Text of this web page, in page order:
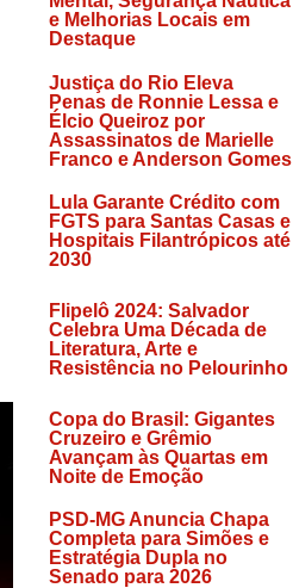
e Melhorias Locais em
Destaque
Justiça do Rio Eleva
Penas de Ronnie Lessa e
Élcio Queiroz por
Assassinatos de Marielle
Franco e Anderson Gomes
Lula Garante Crédito com
FGTS para Santas Casas e
Hospitais Filantrópicos até
2030
Flipelô 2024: Salvador
Celebra Uma Década de
Literatura, Arte e
Resistência no Pelourinho
Copa do Brasil: Gigantes
Cruzeiro e Grêmio
Avançam às Quartas em
Noite de Emoção
PSD-MG Anuncia Chapa
Completa para Simões e
Estratégia Dupla no
Senado para 2026